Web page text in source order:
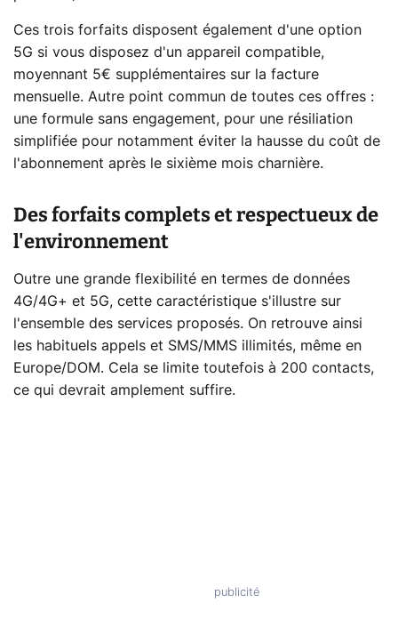
Ces trois forfaits disposent également d'une option
5G si vous disposez d'un appareil compatible,
moyennant 5€ supplémentaires sur la facture
mensuelle. Autre point commun de toutes ces offres :
une formule sans engagement, pour une résiliation
simplifiée pour notamment éviter la hausse du coût de
l'abonnement après le sixième mois charnière.
Des forfaits complets et respectueux de
l'environnement
Outre une grande flexibilité en termes de données
4G/4G+ et 5G, cette caractéristique s'illustre sur
l'ensemble des services proposés. On retrouve ainsi
les habituels appels et SMS/MMS illimités, même en
Europe/DOM. Cela se limite toutefois à 200 contacts,
ce qui devrait amplement suffire.